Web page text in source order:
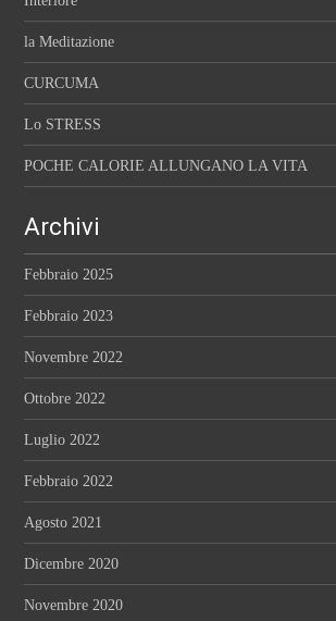
la Meditazione
CURCUMA
Lo STRESS
POCHE CALORIE ALLUNGANO LA VITA
Archivi
Febbraio 2025
Febbraio 2023
Novembre 2022
Ottobre 2022
Luglio 2022
Febbraio 2022
Agosto 2021
Dicembre 2020
Novembre 2020